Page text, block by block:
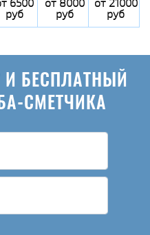
6500
руб
от 8000
руб
от 21000
руб
И БЕСПЛАТНЫЙ
СМЕТЧИКА